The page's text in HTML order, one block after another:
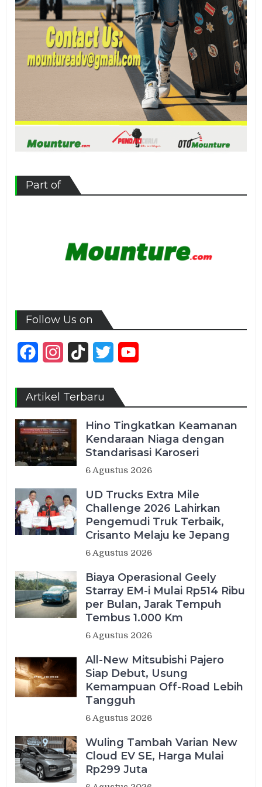
Part of
Follow Us on
FacebookInstagram
TikTok Twitter
Artikel Terbaru
Hino Tingkatkan Keamanan
Kendaraan Niaga dengan
Standarisasi Karoseri
6 Agustus 2026
UD Trucks Extra Mile
Challenge 2026 Lahirkan
Pengemudi Truk Terbaik,
Crisanto Melaju ke Jepang
6 Agustus 2026
Biaya Operasional Geely
Starray EM-i Mulai Rp514 Ribu
per Bulan, Jarak Tempuh
Tembus 1.000 Km
6 Agustus 2026
All-New Mitsubishi Pajero
Siap Debut, Usung
Kemampuan Off-Road Lebih
Tangguh
6 Agustus 2026
Wuling Tambah Varian New
Cloud EV SE, Harga Mulai
Rp299 Juta